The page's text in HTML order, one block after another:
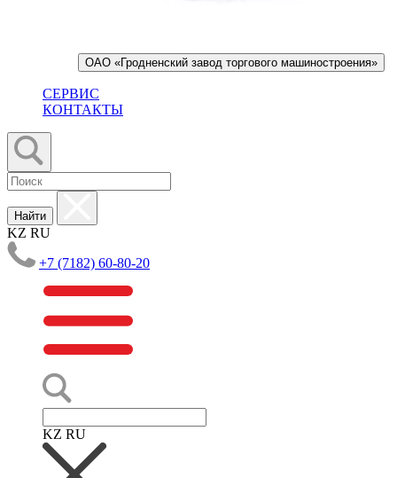
ОАО «Гродненский завод торгового машиностроения»
СЕРВИС
КОНТАКТЫ
Найти
KZ RU
+7 (7182) 60-80-20
KZ RU